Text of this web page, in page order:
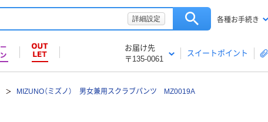
詳細設定 各種お手続き
お届け先
〒135-0061
スイートポイント
MIZUNO（ミズノ） 男女兼用スクラブパンツ MZ0019A